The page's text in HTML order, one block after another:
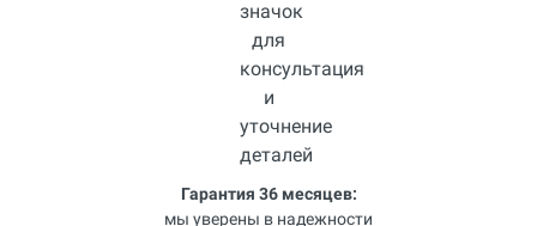
Гарантия 36 месяцев:
мы уверены в надежности